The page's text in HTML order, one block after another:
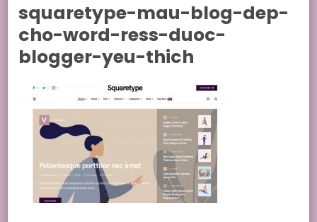
squaretype-mau-blog-dep-
cho-word-ress-duoc-
blogger-yeu-thich